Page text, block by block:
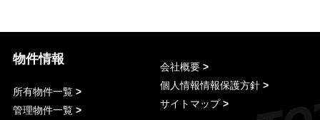
物件情報
所有物件一覧
管理物件一覧
会社概要
個人情報情報保護方針
サイトマップ